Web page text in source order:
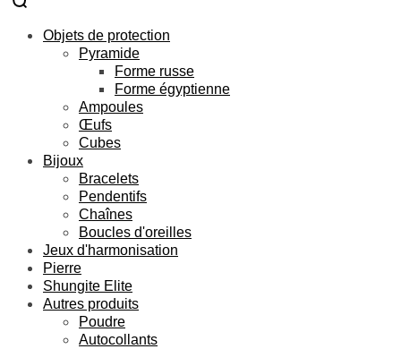
Objets de protection
Pyramide
Forme russe
Forme égyptienne
Ampoules
Œufs
Cubes
Bijoux
Bracelets
Pendentifs
Chaînes
Boucles d'oreilles
Jeux d'harmonisation
Pierre
Shungite Elite
Autres produits
Poudre
Autocollants